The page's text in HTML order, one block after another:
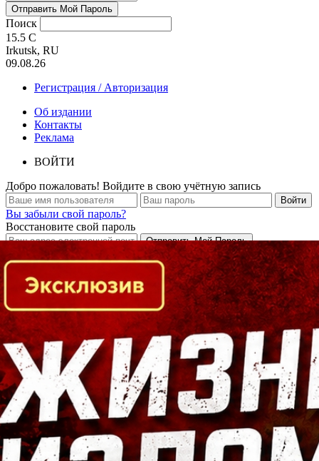
Поиск
15.5 C
Irkutsk, RU
09.08.26
Регистрация / Авторизация
Об издании
Контакты
Реклама
ВОЙТИ
Добро пожаловать! Войдите в свою учётную запись
Вы забыли свой пароль?
Восстановите свой пароль
Кто есть кто в Байкальском регионе